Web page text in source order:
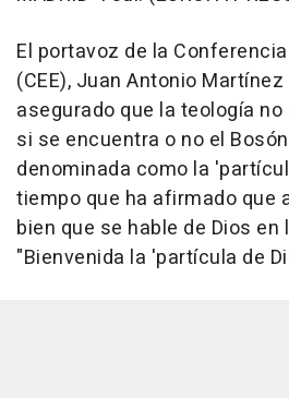
El portavoz de la
(CEE), Juan Antonio
asegurado que la teología
si se encuentra o no el
denominada como la
tiempo que ha afirmado que
bien que se hable de Dios en
"Bienvenida la 'partícula de